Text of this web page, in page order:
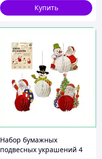
Купить
Набор бумажных
подвесных украшений 4